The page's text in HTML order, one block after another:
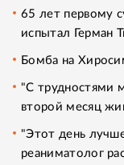
65 лет первому
испытал Герман
Бомба на
"С трудностями
второй месяц
"Этот день
реаниматолог